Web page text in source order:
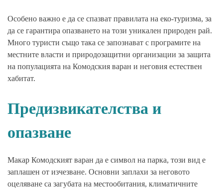
Особено важно е да се спазват правилата на еко-туризма, за
да се гарантира опазването на този уникален природен рай.
Много туристи също така се запознават с програмите на
местните власти и природозащитни организации за защита
на популацията на Комодския варан и неговия естествен
хабитат.
Предизвикателства и
опазване
Макар Комодският варан да е символ на парка, този вид е
заплашен от изчезване. Основни заплахи за неговото
оцеляване са загубата на местообитания, климатичните